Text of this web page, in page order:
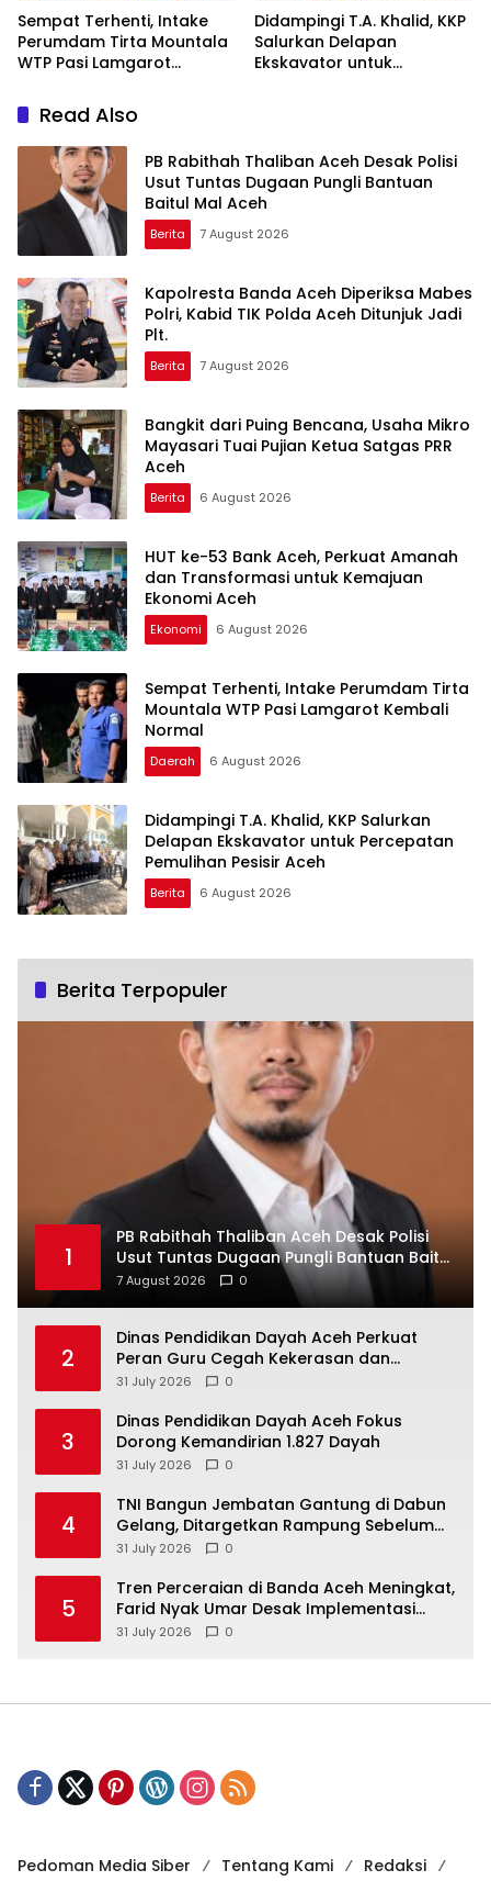
Sempat Terhenti, Intake
Perumdam Tirta Mountala
WTP Pasi Lamgarot
Didampingi T.A. Khalid, KKP
Salurkan Delapan
Ekskavator untuk
Read Also
PB Rabithah Thaliban Aceh Desak Polisi
Usut Tuntas Dugaan Pungli Bantuan
Baitul Mal Aceh
Berita 7 August 2026
Kapolresta Banda Aceh Diperiksa Mabes
Polri, Kabid TIK Polda Aceh Ditunjuk Jadi
Plt.
Berita 7 August 2026
Bangkit dari Puing Bencana, Usaha Mikro
Mayasari Tuai Pujian Ketua Satgas PRR
Aceh
Berita 6 August 2026
HUT ke-53 Bank Aceh, Perkuat Amanah
dan Transformasi untuk Kemajuan
Ekonomi Aceh
Ekonomi 6 August 2026
Sempat Terhenti, Intake Perumdam Tirta
Mountala WTP Pasi Lamgarot Kembali
Normal
Daerah 6 August 2026
Didampingi T.A. Khalid, KKP Salurkan
Delapan Ekskavator untuk Percepatan
Pemulihan Pesisir Aceh
Berita 6 August 2026
Berita Terpopuler
1
PB Rabithah Thaliban Aceh Desak Polisi
Usut Tuntas Dugaan Pungli Bantuan Baitul
Mal Aceh
7 August 2026 0
2
Dinas Pendidikan Dayah Aceh Perkuat
Peran Guru Cegah Kekerasan dan
Perundungan di Lingkungan Santri
31 July 2026 0
3
Dinas Pendidikan Dayah Aceh Fokus
Dorong Kemandirian 1.827 Dayah
31 July 2026 0
4
TNI Bangun Jembatan Gantung di Dabun
Gelang, Ditargetkan Rampung Sebelum
HUT ke-81 RI
31 July 2026 0
5
Tren Perceraian di Banda Aceh Meningkat,
Farid Nyak Umar Desak Implementasi
Qanun Ketahanan Keluarga
31 July 2026 0
Pedoman Media Siber Tentang Kami Redaksi